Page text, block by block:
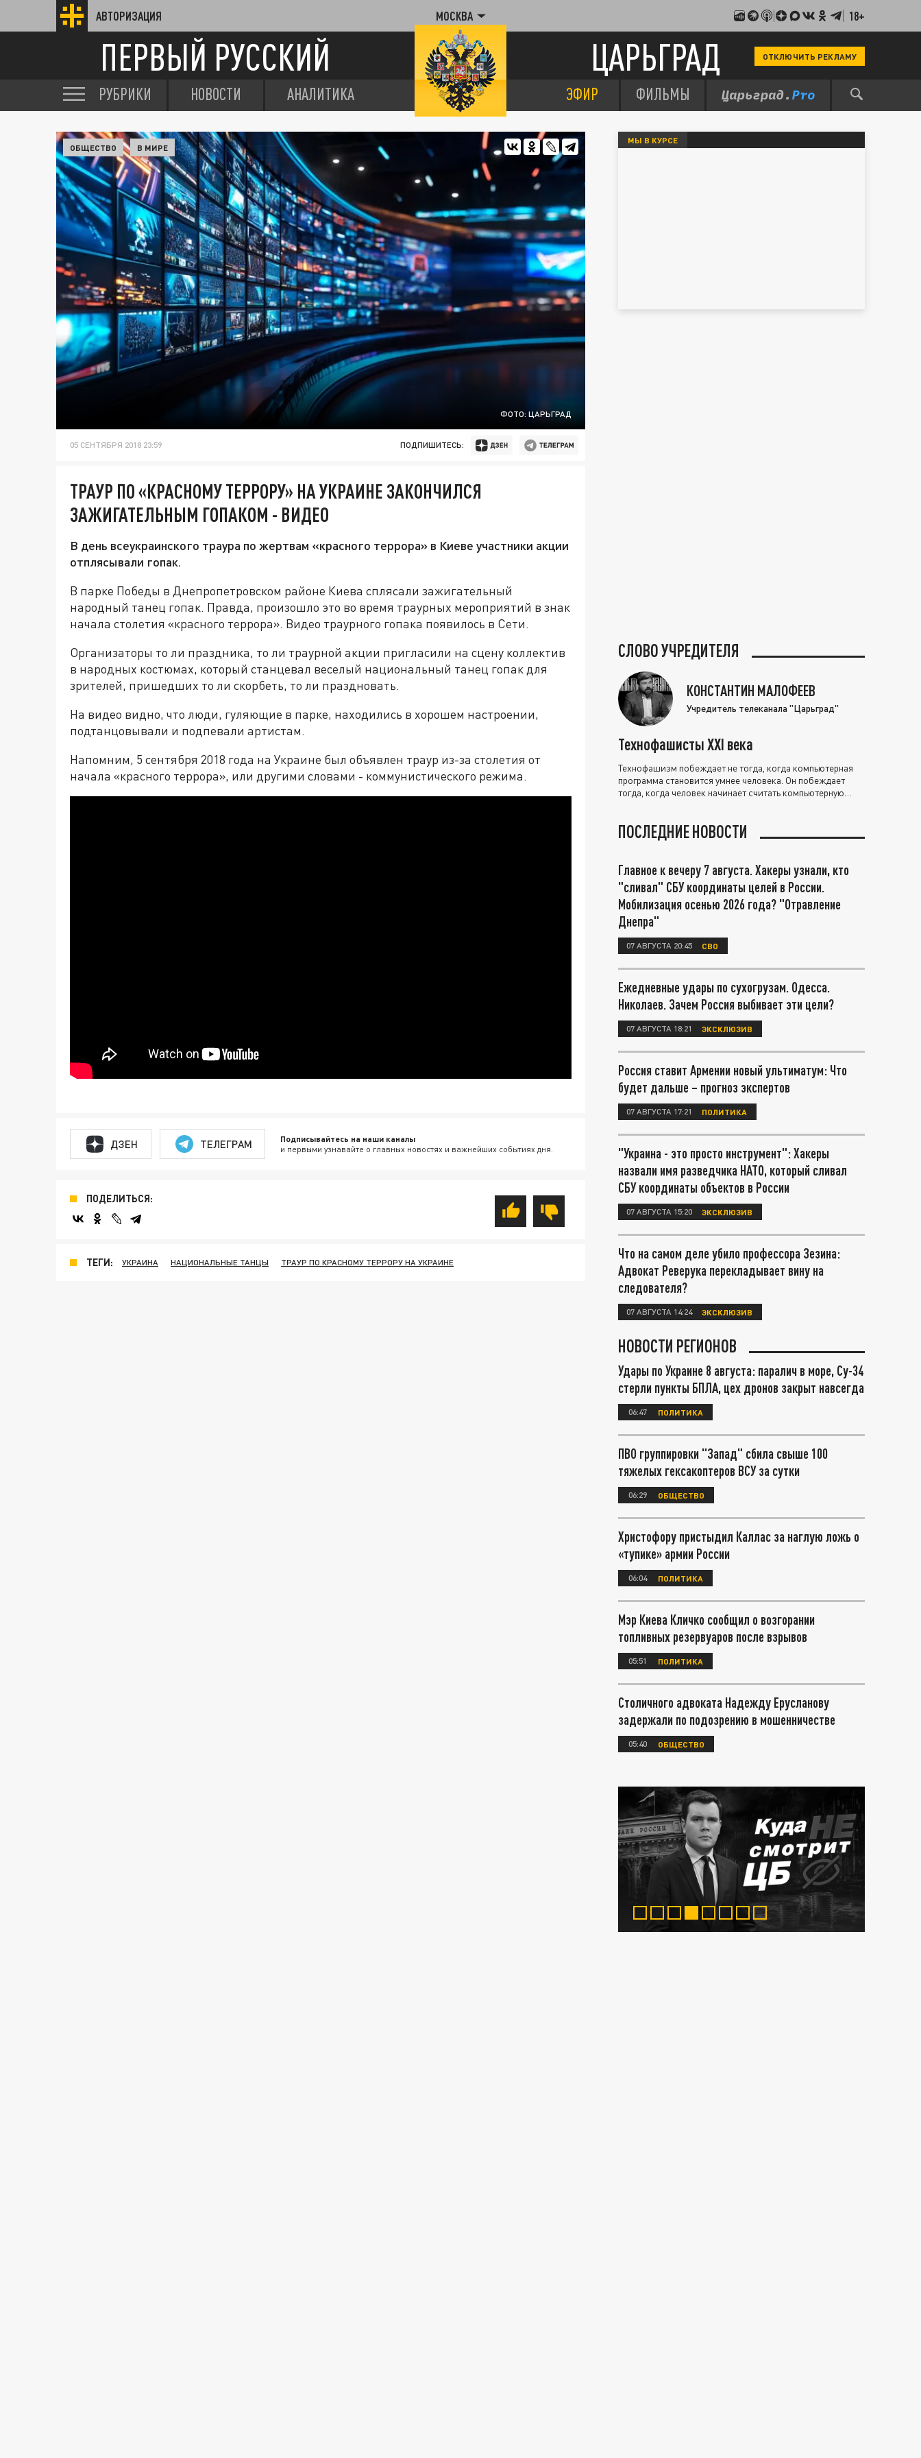
АВТОРИЗАЦИЯ МОСКВА 18+
ПЕРВЫЙ РУССКИЙ ЦАРЬГРАД ОТКЛЮЧИТЬ РЕКЛАМУ
РУБРИКИ НОВОСТИ АНАЛИТИКА ЭФИР ФИЛЬМЫ
ФОТО: ЦАРЬГРАД
ОБЩЕСТВО В МИРЕ
05 СЕНТЯБРЯ 2018 23:59 ПОДПИШИТЕСЬ:
ТРАУР ПО «КРАСНОМУ ТЕРРОРУ» НА УКРАИНЕ ЗАКОНЧИЛСЯ
ЗАЖИГАТЕЛЬНЫМ ГОПАКОМ - ВИДЕО
В день всеукраинского траура по жертвам «красного террора» в Киеве участники акции
отплясывали гопак.
В парке Победы в Днепропетровском районе Киева сплясали зажигательный
народный танец гопак. Правда, произошло это во время траурных мероприятий в знак
начала столетия «красного террора». Видео траурного гопака появилось в Сети.
Организаторы то ли праздника, то ли траурной акции пригласили на сцену коллектив
в народных костюмах, который станцевал веселый национальный танец гопак для
зрителей, пришедших то ли скорбеть, то ли праздновать.
На видео видно, что люди, гуляющие в парке, находились в хорошем настроении,
подтанцовывали и подпевали артистам.
Напомним, 5 сентября 2018 года на Украине был объявлен траур из-за столетия от
начала «красного террора», или другими словами - коммунистического режима.
ДЗЕН ТЕЛЕГРАМ Подписывайтесь на наши каналы
и первыми узнавайте о главных новостях и важнейших событиях дня.
ПОДЕЛИТЬСЯ:
ТЕГИ: УКРАИНА НАЦИОНАЛЬНЫЕ ТАНЦЫ ТРАУР ПО КРАСНОМУ ТЕРРОРУ НА УКРАИНЕ
МЫ В КУРСЕ
СЛОВО УЧРЕДИТЕЛЯ
КОНСТАНТИН МАЛОФЕЕВ
Учредитель телеканала "Царьград"
Технофашисты XXI века
Технофашизм побеждает не тогда, когда компьютерная
программа становится умнее человека. Он побеждает
тогда, когда человек начинает считать компьютерную
ПОСЛЕДНИЕ НОВОСТИ
Главное к вечеру 7 августа. Хакеры узнали, кто
"сливал" СБУ координаты целей в России.
Мобилизация осенью 2026 года? "Отравление
Днепра"
07 АВГУСТА 20:45 СВО
Ежедневные удары по сухогрузам. Одесса.
Николаев. Зачем Россия выбивает эти цели?
07 АВГУСТА 18:21 ЭКСКЛЮЗИВ
Россия ставит Армении новый ультиматум: Что
будет дальше – прогноз экспертов
07 АВГУСТА 17:21 ПОЛИТИКА
"Украина - это просто инструмент": Хакеры
назвали имя разведчика НАТО, который сливал
СБУ координаты объектов в России
07 АВГУСТА 15:20 ЭКСКЛЮЗИВ
Что на самом деле убило профессора Зезина:
Адвокат Реверука перекладывает вину на
следователя?
07 АВГУСТА 14:24 ЭКСКЛЮЗИВ
НОВОСТИ РЕГИОНОВ
Удары по Украине 8 августа: паралич в море, Су-34
стерли пункты БПЛА, цех дронов закрыт навсегда
06:47 ПОЛИТИКА
ПВО группировки "Запад" сбила свыше 100
тяжелых гексакоптеров ВСУ за сутки
06:29 ОБЩЕСТВО
Христофору пристыдил Каллас за наглую ложь о
«тупике» армии России
06:04 ПОЛИТИКА
Мэр Киева Кличко сообщил о возгорании
топливных резервуаров после взрывов
05:51 ПОЛИТИКА
Столичного адвоката Надежду Ерусланову
задержали по подозрению в мошенничестве
05:40 ОБЩЕСТВО